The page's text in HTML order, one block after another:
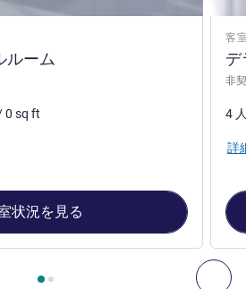
次
室 1 : スーペリアダブルルーム , 客
ルーム
0 sq ft
状況を見る
客
デ
非
4
詳